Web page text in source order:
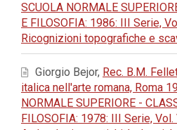
SCUOLA NORMALE
E FILOSOFIA: 1986: III Serie,
Ricognizioni topografiche e
Giorgio Bejor, Rec. B.M.
italica nell'arte romana, Roma
NORMALE SUPERIORE -
FILOSOFIA: 1978: III Serie, Vol.